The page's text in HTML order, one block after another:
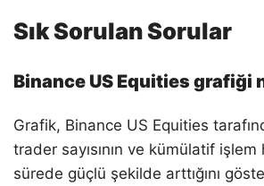
Sık Sorulan Sorular
Binance US Equities grafiği
Grafik, Binance US Equities
trader sayısının ve kümülatif işlem
sürede güçlü şekilde arttığını